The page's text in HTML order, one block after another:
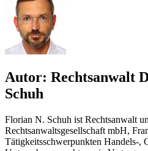
Autor: Rechtsanwalt
Schuh
Florian N. Schuh ist Rechtsanwalt
Rechtsanwaltsgesellschaft mbH,
Tätigkeitsschwerpunkten Handels-,